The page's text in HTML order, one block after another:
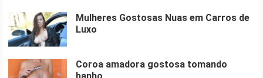
Mulheres Gostosas Nuas em Carros de
Luxo
Coroa amadora gostosa tomando